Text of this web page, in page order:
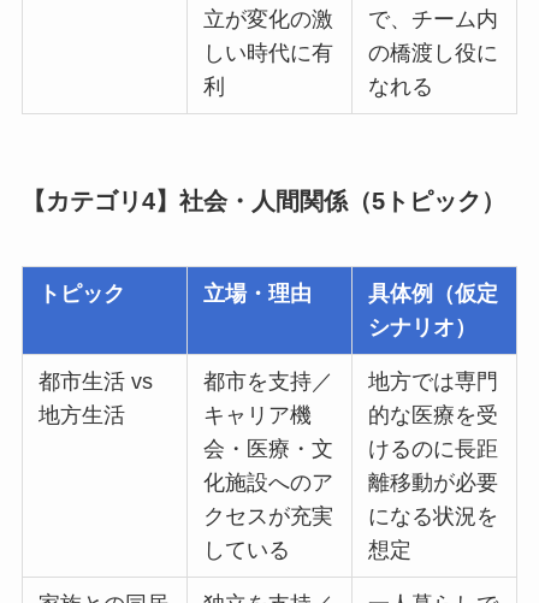
立が変化の激
しい時代に有
利
で、チーム内
の橋渡し役に
なれる
【カテゴリ4】社会・人間関係（5トピック）
トピック 立場・理由
具体例（仮定
シナリオ）
都市生活 vs
地方生活
都市を支持／
キャリア機
会・医療・文
化施設へのア
クセスが充実
している
地方では専門
的な医療を受
けるのに長距
離移動が必要
になる状況を
想定